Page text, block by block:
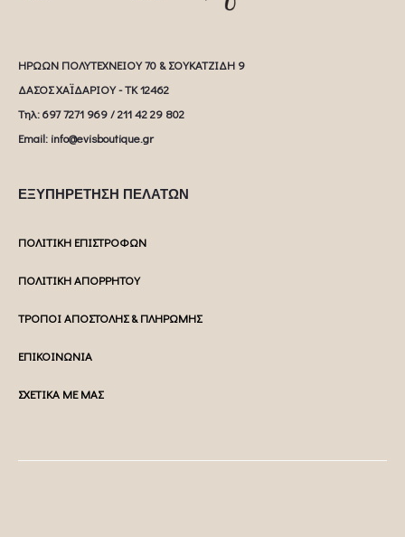
ΗΡΩΩΝ ΠΟΛΥΤΕΧΝΕΙΟΥ 70 & ΣΟΥΚΑΤΖΙΔΗ 9
ΔΑΣΟΣ ΧΑΪΔΑΡΙΟΥ - ΤΚ 12462
Tηλ: 697 7271 969 / 211 42 29 802
Email: info@evisboutique.gr
ΕΞΥΠΗΡΕΤΗΣΗ ΠΕΛΑΤΩΝ
ΠΟΛΙΤΙΚΗ ΕΠΙΣΤΡΟΦΩΝ
ΠΟΛΙΤΙΚΗ ΑΠΟΡΡΗΤΟΥ
ΤΡΟΠΟΙ ΑΠΟΣΤΟΛΗΣ & ΠΛΗΡΩΜΗΣ
ΕΠΙΚΟΙΝΩΝΙΑ
ΣΧΕΤΙΚΑ ΜΕ ΜΑΣ